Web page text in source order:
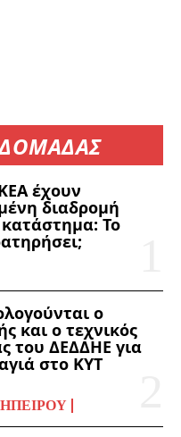
έχουν
διαδρομή
Το
ο
και ο τεχνικός
του ΔΕΔΔΗΕ για
στο ΚΥΤ
ΗΠΕΊΡΟΥ